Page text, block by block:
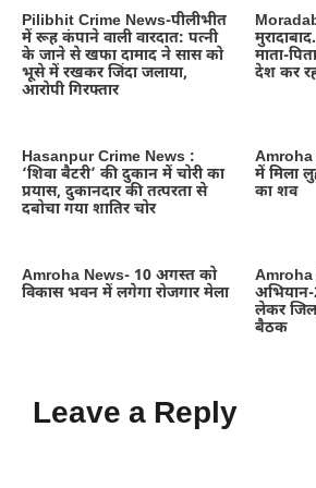
Pilibhit Crime News-पीलीभीत
में रूह कंपाने वाली वारदात: पत्नी
के जाने से खफा दामाद ने सास को
भूसे में रखकर जिंदा जलाया,
आरोपी गिरफ्तार
माता-
देश कर
Hasanpur Crime News :
‘शिवा बैटरी’ की दुकान में चोरी का
प्रयास, दुकानदार की तत्परता से
दबोचा गया शातिर चोर
Amroha
में मिला
का शव
Amroha News- 10 अगस्त को
विकास भवन में लगेगा रोजगार मेला
Amroha
अभियान-
लेकर
बैठक
Leave a Reply